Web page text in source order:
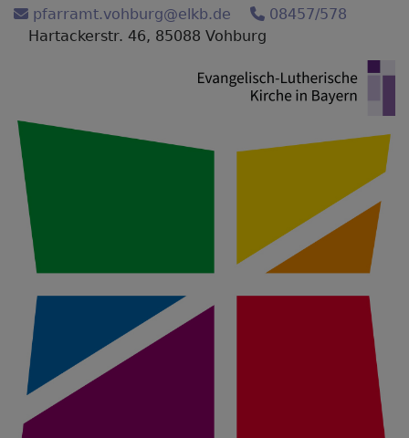
Direkt
zum
pfarramt.vohburg@elkb.de
08457/578
Hartackerstr. 46, 85088 Vohburg